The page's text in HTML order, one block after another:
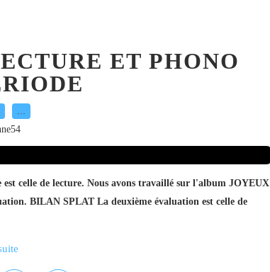
ET PHONO
…
est celle de lecture. Nous avons travaillé sur l'album JOYEUX
BILAN SPLAT La deuxième évaluation est celle de